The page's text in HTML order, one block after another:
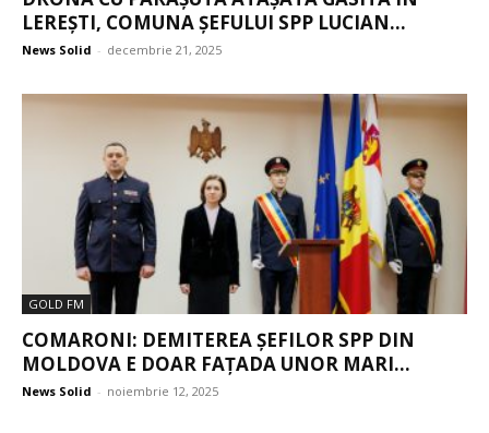
LEREȘTI, COMUNA ȘEFULUI SPP LUCIAN...
News Solid - decembrie 21, 2025
GOLD FM
COMARONI: DEMITEREA ȘEFILOR SPP DIN
MOLDOVA E DOAR FAȚADA UNOR MARI...
News Solid - noiembrie 12, 2025